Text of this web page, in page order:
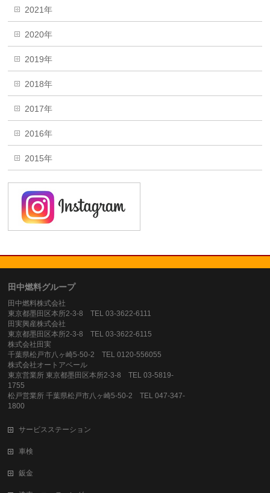
2021年
2020年
2019年
2018年
2017年
2016年
2015年
田中燃料グループ
田中燃料株式会社
東京都墨田区本所2-3-8 TEL 03-3622-6111
田実興産株式会社
東京都墨田区本所2-3-8 TEL 03-3622-6115
株式会社田実
千葉県松戸市八ヶ崎5-50-2 TEL 0120-556055
株式会社オートアベール
東京営業所 東京都墨田区本所2-3-8 TEL 03-5819-
1755
松戸営業所 千葉県松戸市八ヶ崎5-50-2 TEL 047-347-
1800
サービスステーション
車検
鈑金